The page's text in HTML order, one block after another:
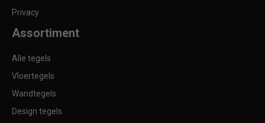
Privacy
Assortiment
Alle tegels
Vloertegels
Wandtegels
Design tegels